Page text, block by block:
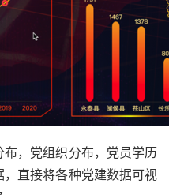
，党组织分布，党员学历
直接将各种党建数据可视